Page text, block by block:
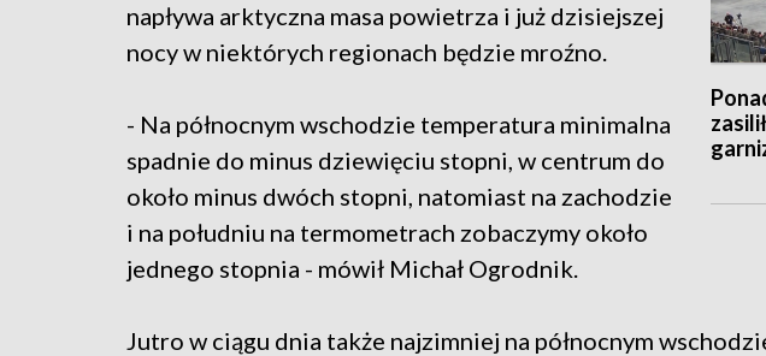
napływa arktyczna masa powietrza i już dzisiejszej
nocy w niektórych regionach będzie mroźno.
- Na północnym wschodzie temperatura minimalna
spadnie do minus dziewięciu stopni, w centrum do
około minus dwóch stopni, natomiast na zachodzie
i na południu na termometrach zobaczymy około
jednego stopnia - mówił Michał Ogrodnik.
Jutro w ciągu dnia także najzimniej na północnym